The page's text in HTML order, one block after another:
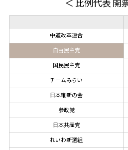
＜ 比例代表 開
中道改革連合
自由民主党
国民民主党
チームみらい
日本維新の会
参政党
日本共産党
れいわ新選組